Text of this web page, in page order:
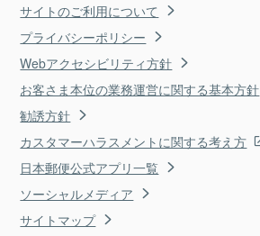
サイトのご利用について
プライバシーポリシー
Webアクセシビリティ方針
お客さま本位の業務運営に関する基本方針
勧誘方針
カスタマーハラスメントに関する考え方
日本郵便公式アプリ一覧
ソーシャルメディア
サイトマップ